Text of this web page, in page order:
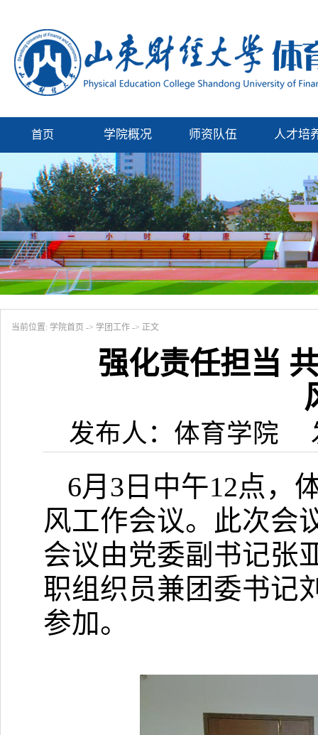
首页 学院概况 师资队伍 人才培
当前位置: 学院首页 -> 学团工作 -> 正文
强化责任担当
发布人：体育学院
6月 3 日中午12点，
风工作会议。此次会
会议由党委副书记张
职组织员兼团委书记
参加。